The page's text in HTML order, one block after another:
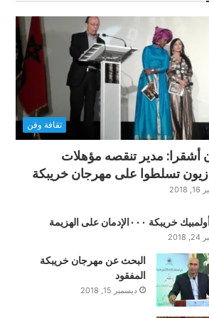
ثقافة وفن
أشقرا: مدير تنقصه مؤهلات
تسلطوا على مهرجان خريبكة
٠٠٠الإدمان على الهزيمة
البحث عن مهرجان خريبكة
المفقود
ديسمبر 15, 2018